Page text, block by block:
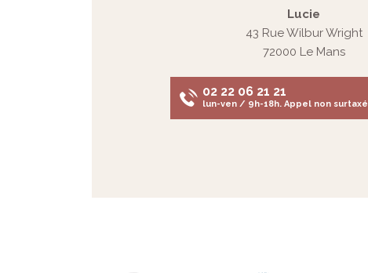
Lucie
43 Rue Wilbur Wright
72000 Le Mans
02 22 06 21 21
lun-ven / 9h-18h. Appel non surtaxé